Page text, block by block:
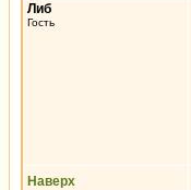
Либ
Гость
Наверх